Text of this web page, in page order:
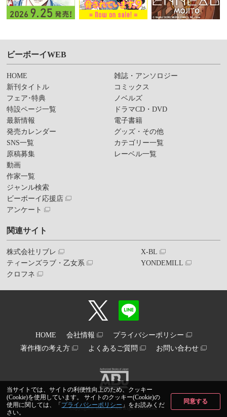
当サイトでは、サイトの利便性向上のため、クッキー
(Cookie)を使用しています。 サイトのクッキー(Cookie)の
使用に関しては、「 プライバシーポリシー 」をお読みくだ
さい。
同意する
ビーボーイWEB
HOME
新刊タイトル
フェア･特典
特設ページ一覧
最新情報
発売カレンダー
SNS一覧
原稿募集
動画
作家一覧
ジャンル検索
ビーボーイ応援店
アンケート
雑誌・アンソロジー
コミックス
ノベルズ
ドラマCD・DVD
電子書籍
グッズ・その他
カテゴリー一覧
レーベル一覧
関連サイト
株式会社リブレ
ティーンズラブ・乙女系
クロフネ
X-BL
YONDEMILL
HOME 会社情報
プライバシーポリシー
著作権の考え方
よくあるご質問 お問い合わせ
Copyright© libre inc. All Rights Reserved.